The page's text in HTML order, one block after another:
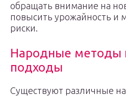
обращать внимание на
повысить урожайность и
риски.
Народные методы
подходы
Существуют различные